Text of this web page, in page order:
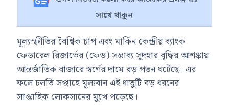
সাথে থাকুন
মূল্যস্ফীতির বৈশ্বিক চাপ এবং মার্কিন কেন্দ্রীয় ব্যাংক
ফেডারেল রিজার্ভের (ফেড) সম্ভাব্য সুদহার বৃদ্ধির আশঙ্কায়
আন্তর্জাতিক বাজারে স্বর্ণের দামে বড় পতন ঘটেছে। এর
ফলে চলতি সপ্তাহে মূল্যবান এই ধাতুটি বড় ধরনের
সাপ্তাহিক লোকসানের মুখে পড়েছে।